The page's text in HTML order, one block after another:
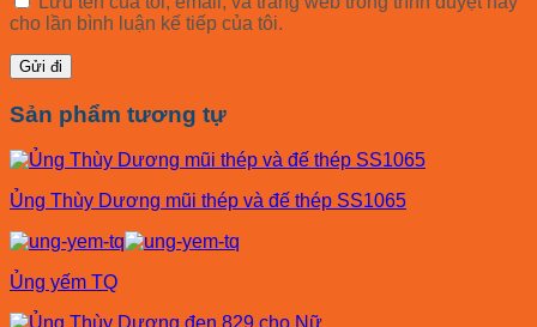
cho lần bình luận kế tiếp của tôi.
Sản phẩm tương tự
Ủng Thùy Dương mũi thép và đế thép SS1065
Ủng yếm TQ